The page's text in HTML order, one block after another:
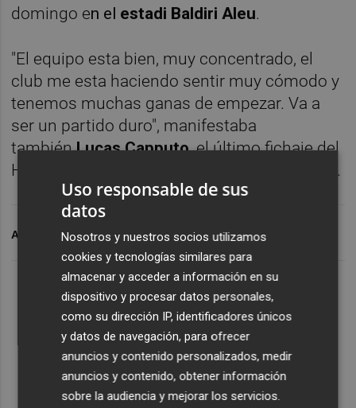
domingo en el estadi Baldiri Aleu.
"El equipo esta bien, muy concentrado, el
club me esta haciendo sentir muy cómodo y
tenemos muchas ganas de empezar. Va a
ser un partido duro", manifestaba
tambiénLucas Capputo, el último fichaje del
Huesitos, cuyo objetivo será la permanencia.
ARCHIVADO EN CR LA VILA
Uso responsable de sus
datos
Nosotros y nuestros socios utilizamos
cookies y tecnologías similares para
almacenar y acceder a información en su
dispositivo y procesar datos personales,
como su dirección IP, identificadores únicos
y datos de navegación, para ofrecer
anuncios y contenido personalizados, medir
anuncios y contenido, obtener información
sobre la audiencia y mejorar los servicios.